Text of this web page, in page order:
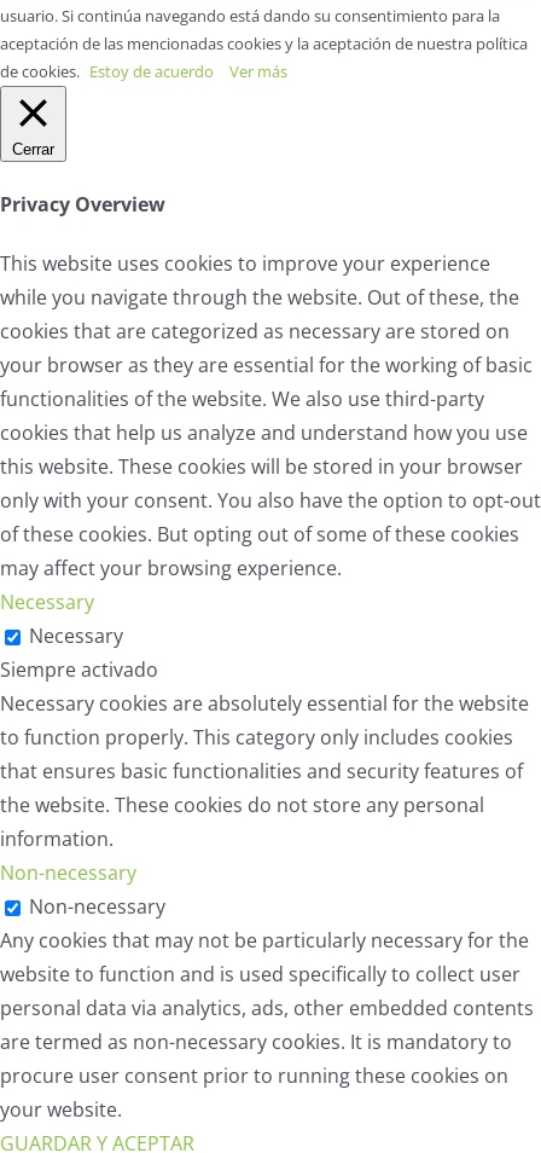
usuario. Si continúa navegando está dando su consentimiento para la
aceptación de las mencionadas cookies y la aceptación de nuestra política
de cookies. Estoy de acuerdo Ver más
Cerrar
Privacy Overview
This website uses cookies to improve your experience
while you navigate through the website. Out of these, the
cookies that are categorized as necessary are stored on
your browser as they are essential for the working of basic
functionalities of the website. We also use third-party
cookies that help us analyze and understand how you use
this website. These cookies will be stored in your browser
only with your consent. You also have the option to opt-out
of these cookies. But opting out of some of these cookies
may affect your browsing experience.
Necessary
Necessary
Siempre activado
Necessary cookies are absolutely essential for the website
to function properly. This category only includes cookies
that ensures basic functionalities and security features of
the website. These cookies do not store any personal
information.
Non-necessary
Non-necessary
Any cookies that may not be particularly necessary for the
website to function and is used specifically to collect user
personal data via analytics, ads, other embedded contents
are termed as non-necessary cookies. It is mandatory to
procure user consent prior to running these cookies on
your website.
GUARDAR Y ACEPTAR